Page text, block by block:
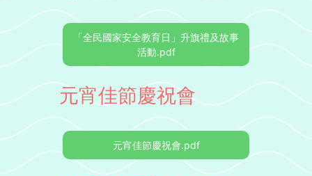
「全民國家安全教育日」升旗禮及故事
活動.pdf
元宵佳節慶祝會
元宵佳節慶祝會.pdf